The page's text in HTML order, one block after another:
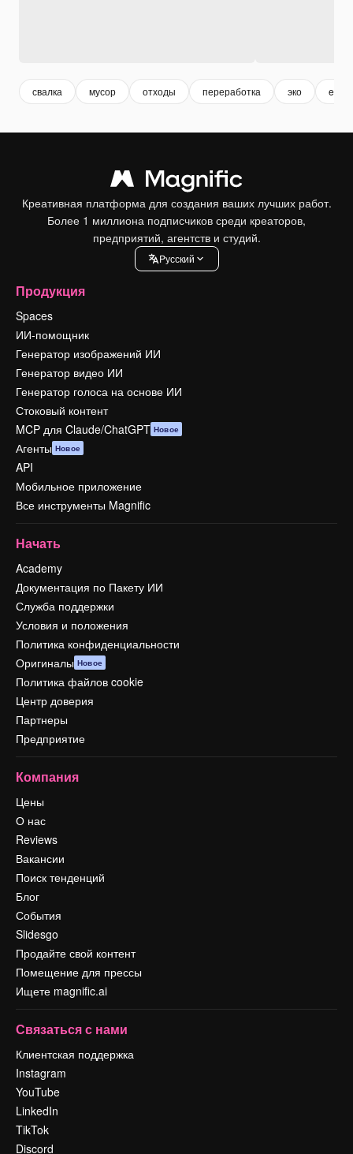
свалка мусор отходы переработка эко eco
Креативная платформа для создания ваших лучших работ.
Более 1 миллиона подписчиков среди креаторов,
предприятий, агентств и студий.
Pусский
Продукция
Spaces
ИИ-помощник
Генератор изображений ИИ
Генератор видео ИИ
Генератор голоса на основе ИИ
Стоковый контент
MCP для Claude/ChatGPT Новое
Агенты Новое
API
Мобильное приложение
Все инструменты Magnific
Начать
Academy
Документация по Пакету ИИ
Служба поддержки
Условия и положения
Политика конфиденциальности
Оригиналы Новое
Политика файлов cookie
Центр доверия
Партнеры
Предприятие
Компания
Цены
О нас
Reviews
Вакансии
Поиск тенденций
Блог
События
Slidesgo
Продайте свой контент
Помещение для прессы
Ищете magnific.ai
Связаться с нами
Клиентская поддержка
Instagram
YouTube
LinkedIn
TikTok
Discord